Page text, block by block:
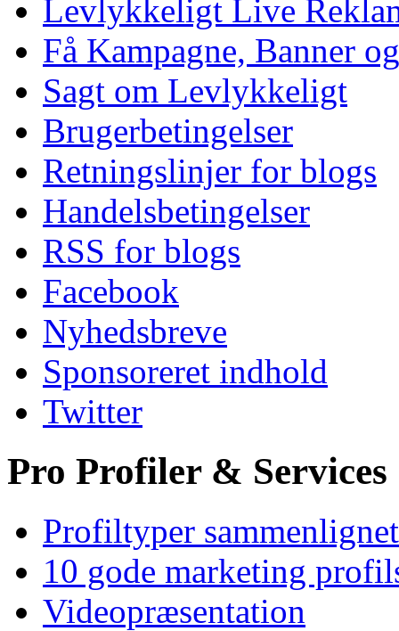
Levlykkeligt Live
Få Kampagne, Banner
Sagt om Levlykkeligt
Brugerbetingelser
Retningslinjer for blogs
Handelsbetingelser
RSS for blogs
Facebook
Nyhedsbreve
Sponsoreret indhold
Twitter
Pro Profiler & Services
Profiltyper sammenlignet
10 gode marketing
Videopræsentation